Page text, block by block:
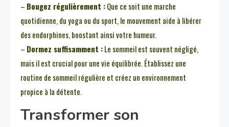
– Bougez régulièrement :Que ce soit une marche
quotidienne, du yoga ou du sport, le mouvement aide à libérer
des endorphines, boostant ainsi votre humeur.
– Dormez suffisamment :Le sommeil est souvent négligé,
mais il est crucial pour une vie équilibrée. Établissez une
routine de sommeil régulière et créez un environnement
propice à la détente.
Transformer son